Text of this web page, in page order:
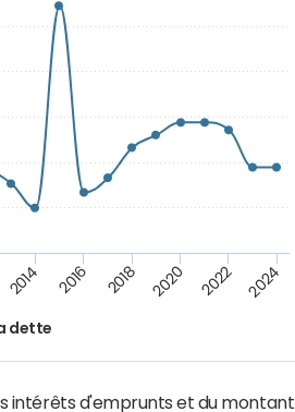
dette
2014 2016 2018 2020 2022 2024
intérêts d'emprunts et du montant